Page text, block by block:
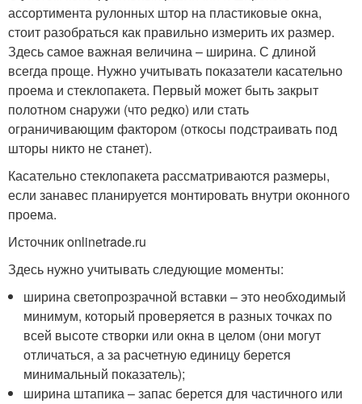
ассортимента рулонных штор на пластиковые окна,
стоит разобраться как правильно измерить их размер.
Здесь самое важная величина – ширина. С длиной
всегда проще. Нужно учитывать показатели касательно
проема и стеклопакета. Первый может быть закрыт
полотном снаружи (что редко) или стать
ограничивающим фактором (откосы подстраивать под
шторы никто не станет).
Касательно стеклопакета рассматриваются размеры,
если занавес планируется монтировать внутри оконного
проема.
Источник onlinetrade.ru
Здесь нужно учитывать следующие моменты:
ширина светопрозрачной вставки – это необходимый
минимум, который проверяется в разных точках по
всей высоте створки или окна в целом (они могут
отличаться, а за расчетную единицу берется
минимальный показатель);
ширина штапика – запас берется для частичного или